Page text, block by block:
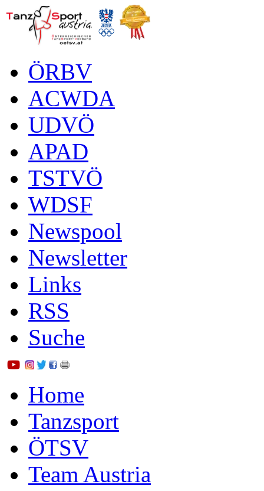
ÖRBV
ACWDA
UDVÖ
APAD
TSTVÖ
WDSF
Newspool
Newsletter
Links
RSS
Suche
Home
Tanzsport
ÖTSV
Team Austria